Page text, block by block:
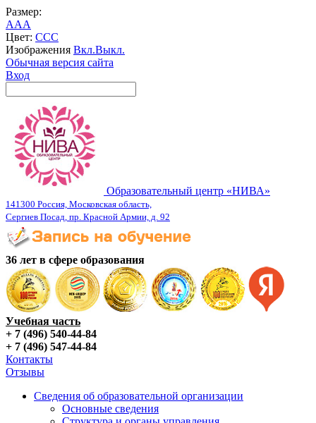
Размер:
AAA
Цвет: CCC
Изображения Вкл.Выкл.
Обычная версия сайта
Вход
Образовательный центр «НИВА»
141300 Россия, Московская область,
Сергиев Посад, пр. Красной Армии, д. 92
36 лет в сфере образования
Учебная часть
+ 7 (496) 540-44-84
+ 7 (496) 547-44-84
Контакты
Отзывы
Сведения об образовательной организации
Основные сведения